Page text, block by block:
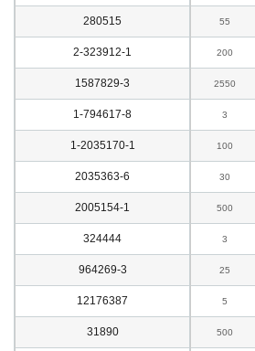
280515 55
2-323912-1 200
1587829-3 2550
1-794617-8 3
1-2035170-1 100
2035363-6 30
2005154-1 500
324444 3
964269-3 25
12176387 5
31890 500